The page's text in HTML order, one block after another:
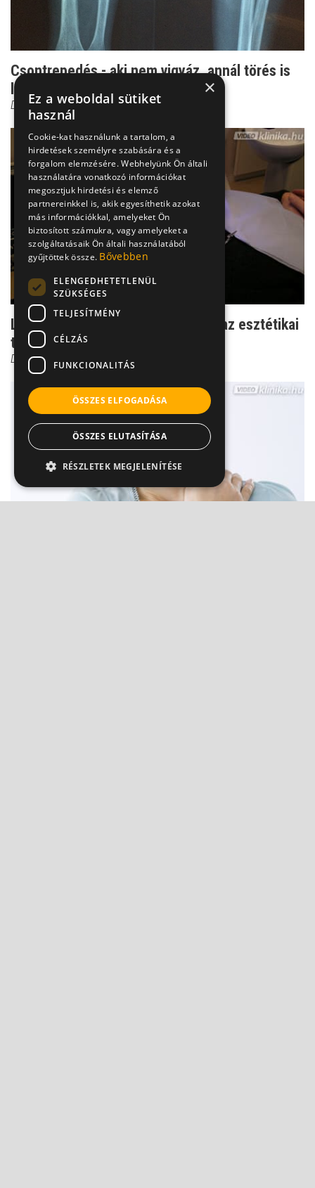
Csontrepedés - aki nem vigyáz, annál törés is
lehet belőle!
Dr. Zolnay Péter
Látványos különbség - eddig bírja az esztétikai
tömés
Dr. Kiss Melinda Viktória
×
Ez a weboldal sütiket
használ
Cookie-kat használunk a tartalom, a
hirdetések személyre szabására és a
forgalom elemzésére. Webhelyünk Ön általi
használatára vonatkozó információkat
megosztjuk hirdetési és elemző
partnereinkkel is, akik egyesíthetik azokat
más információkkal, amelyeket Ön
biztosított számukra, vagy amelyeket a
szolgáltatásaik Ön általi használatából
gyűjtöttek össze. Bővebben
ELENGEDHETETLENÜL
SZÜKSÉGES
TELJESÍTMÉNY
CÉLZÁS
FUNKCIONALITÁS
ÖSSZES ELFOGADÁSA
ÖSSZES ELUTASÍTÁSA
RÉSZLETEK MEGJELENÍTÉSE